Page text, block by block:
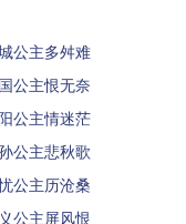
公主多舛难
公主恨无奈
公主情迷茫
公主悲秋歌
公主历沧桑
公主屏风恨